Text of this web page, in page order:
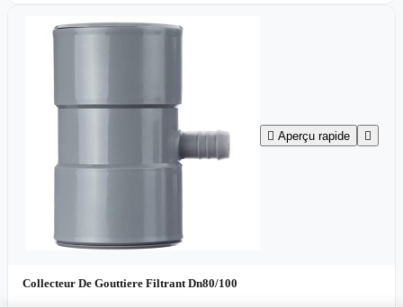
 Aperçu rapide 
Collecteur De Gouttiere Filtrant Dn80/100